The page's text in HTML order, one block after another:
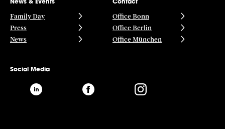
News & Events
Family Day
Press
News
Contact
Office Bonn
Office Berlin
Office München
Social Media